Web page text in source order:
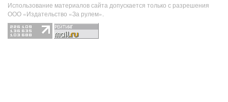
Использование материалов сайта допускается только с разрешения
ООО «Издательство «За рулем».